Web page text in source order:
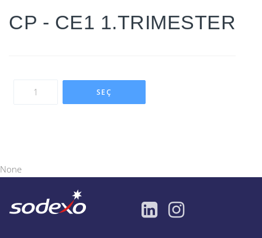
CP - CE1 1.TRIMESTER
SEÇ
None